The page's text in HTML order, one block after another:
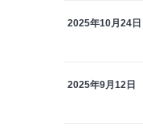
2025年10月24日
2025年9月12日